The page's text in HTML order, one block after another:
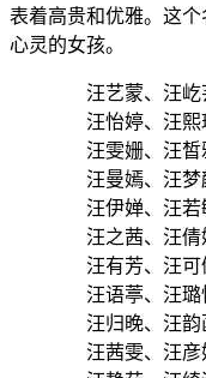
表着高贵和优雅。这
心灵的女孩。
汪艺蒙、汪
汪怡婷、汪
汪雯姗、汪
汪曼嫣、汪
汪伊婵、汪
汪之茜、汪
汪有芳、汪
汪语葶、汪
汪归晚、汪
汪茜雯、汪